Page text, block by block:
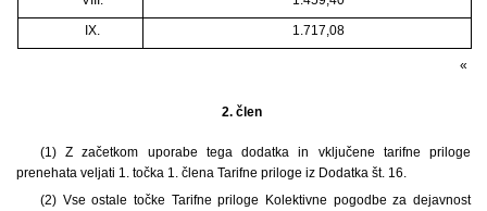
IX.
1.717,08
«
2. člen
(1) Z začetkom uporabe tega dodatka in vključene tarifne priloge
prenehata veljati 1. točka 1. člena Tarifne priloge iz Dodatka št. 16.
(2) Vse ostale točke Tarifne priloge Kolektivne pogodbe za dejavnost